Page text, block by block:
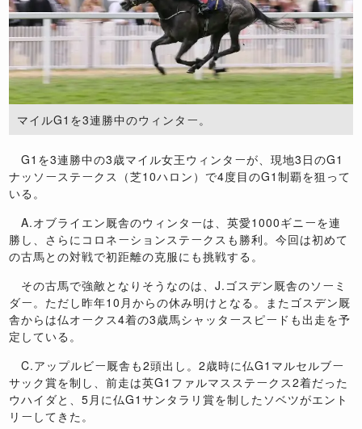
マイルG1を3連勝中のウィンター。
G1を3連勝中の3歳マイル女王ウィンターが、現地3日のG1
ナッソーステークス（芝10ハロン）で4度目のG1制覇を狙って
いる。
A.オブライエン厩舎のウィンターは、英愛1000ギニーを連
勝し、さらにコロネーションステークスも勝利。今回は初めて
の古馬との対戦で初距離の克服にも挑戦する。
その古馬で強敵となりそうなのは、J.ゴスデン厩舎のソーミ
ダー。ただし昨年10月からの休み明けとなる。またゴスデン厩
舎からは仏オークス4着の3歳馬シャッタースピードも出走を予
定している。
C.アップルビー厩舎も2頭出し。2歳時に仏G1マルセルブー
サック賞を制し、前走は英G1ファルマスステークス2着だった
ウハイダと、5月に仏G1サンタラリ賞を制したソベツがエント
リーしてきた。